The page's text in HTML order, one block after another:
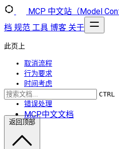
MCP 中文站（Model
档 规范 工具 博客 关于
CTRL
MCP中文文档
此页上
取消流程
行为要求
时间考虑
实施说明
错误处理
返回顶部